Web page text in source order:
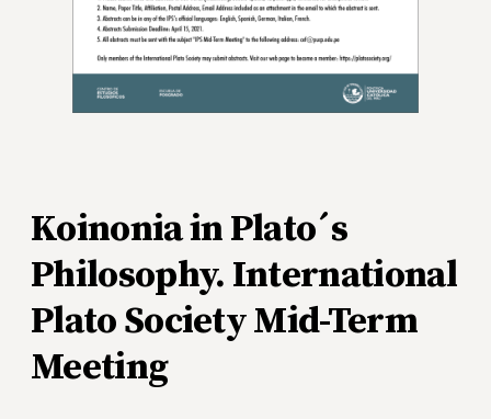
Koinonia in Plato´s
Philosophy. International
Plato Society Mid-Term
Meeting